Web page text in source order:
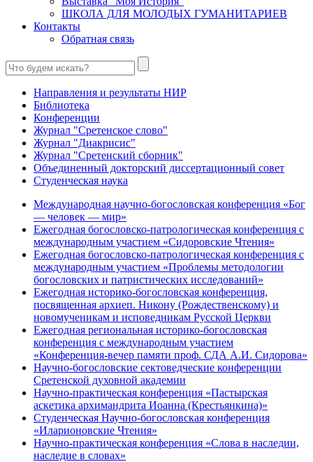
ШКОЛА ДЛЯ МОЛОДЫХ ГУМАНИТАРИЕВ
Контакты
Обратная связь
Направления и результаты НИР
Библиотека
Конференции
Журнал "Сретенское слово"
Журнал "Диакрисис"
Журнал "Сретенский сборник"
Объединенный докторский диссертационный совет
Студенческая наука
Международная научно-богословская конференция «Бог
— человек — мир»
Ежегодная богословско-патрологическая конференция с
международным участием «Сидоровские Чтения»
Ежегодная богословско-патрологическая конференция с
международным участием «Проблемы методологии
богословских и патристических исследований»
Ежегодная историко-богословская конференция,
посвященная архиеп. Никону (Рождественскому) и
новомученикам и исповедникам Русской Церкви
Ежегодная региональная историко-богословская
конференция с международным участием
«Конференция-вечер памяти проф. СДА А.И. Сидорова»
Научно-богословские сектоведческие конференции
Сретенской духовной академии
Научно-практическая конференция «Пастырская
аскетика архимандрита Иоанна (Крестьянкина)»
Студенческая Научно-богословская конференция
«Иларионовские Чтения»
Научно-практическая конференция «Cлова в наследии,
наследие в словах»